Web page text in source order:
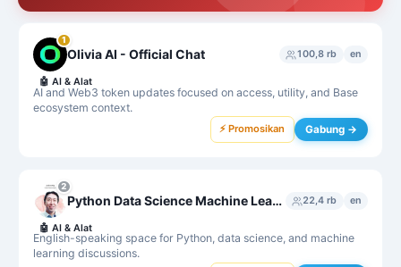
1
Olivia AI - Official Chat 100,8 rb en
AI and Web3 token updates focused on access, utility, and Base
ecosystem context.
🤖 AI & Alat
⚡ Promosikan Gabung →
2
Python Data Science Machine Learning 22,4 rb en
English-speaking space for Python, data science, and machine
learning discussions.
🤖 AI & Alat